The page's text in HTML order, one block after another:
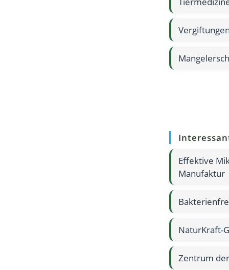
Effektive
Manufaktur
NaturKraft-
Zentrum